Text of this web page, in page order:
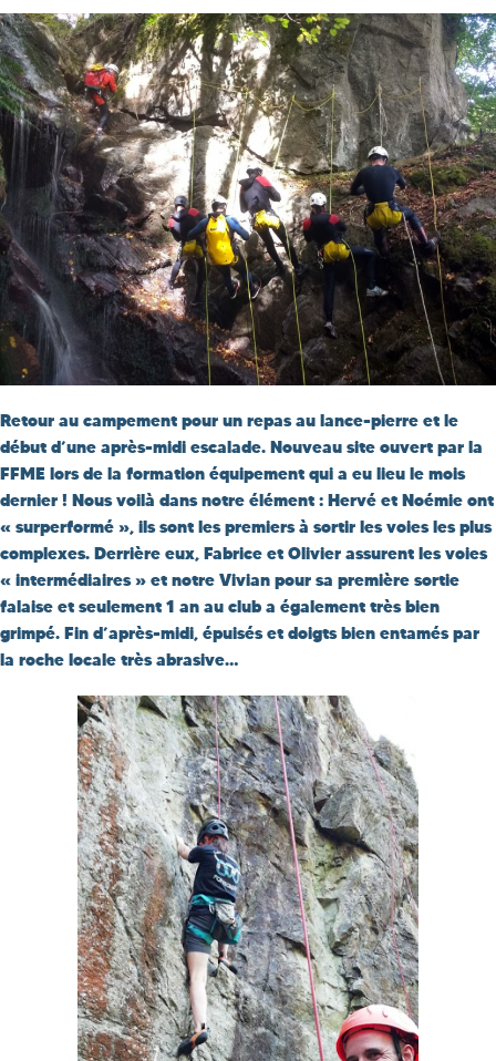
Retour au campement pour un repas au lance-pierre et le
début d’une après-midi escalade. Nouveau site ouvert par la
FFME lors de la formation équipement qui a eu lieu le mois
dernier ! Nous voilà dans notre élément : Hervé et Noémie ont
« surperformé », ils sont les premiers à sortir les voies les plus
complexes. Derrière eux, Fabrice et Olivier assurent les voies
« intermédiaires » et notre Vivian pour sa première sortie
falaise et seulement 1 an au club a également très bien
grimpé. Fin d’après-midi, épuisés et doigts bien entamés par
la roche locale très abrasive…